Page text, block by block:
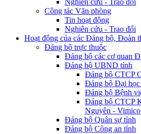
Công tác Văn phòng
Tin hoạt động
Nghiên cứu - Trao đổi
Hoạt động của các Đảng bộ, Đoàn
Đảng bộ trực thuộc
Đảng bộ các cơ quan
Đảng bộ UBND tỉnh
Đảng bộ CTCP
Đảng bộ Đại
Đảng bộ Bệnh
Đảng bộ CTCP
Nguyên - Vimico
Đảng bộ Quân sự tỉnh
Đảng bộ Công an tỉnh